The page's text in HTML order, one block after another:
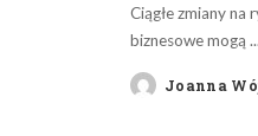
Ciągłe zmiany
biznesowe mogą ...
PostedJoanna